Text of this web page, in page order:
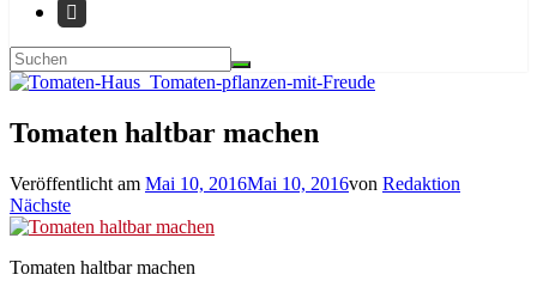
Tomaten haltbar machen
Veröffentlicht am Mai 10, 2016Mai 10, 2016von Redaktion
Nächste
Tomaten haltbar machen